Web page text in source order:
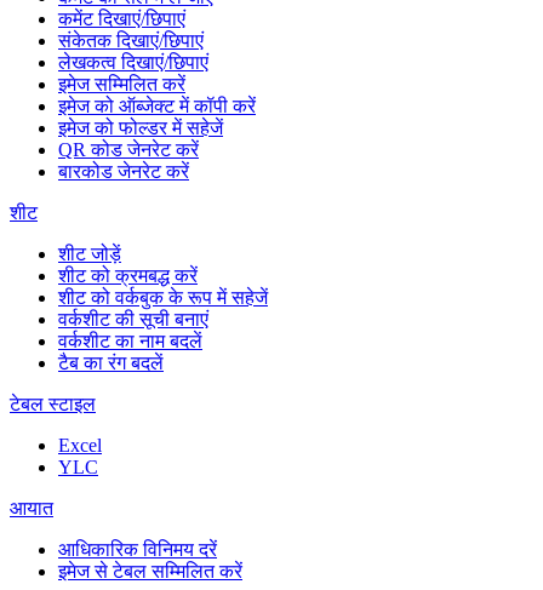
कमेंट दिखाएं/छिपाएं
संकेतक दिखाएं/छिपाएं
लेखकत्व दिखाएं/छिपाएं
इमेज सम्मिलित करें
इमेज को ऑब्जेक्ट में कॉपी करें
इमेज को फोल्डर में सहेजें
QR कोड जेनरेट करें
बारकोड जेनरेट करें
शीट
शीट जोड़ें
शीट को क्रमबद्ध करें
शीट को वर्कबुक के रूप में सहेजें
वर्कशीट की सूची बनाएं
वर्कशीट का नाम बदलें
टैब का रंग बदलें
टेबल स्टाइल
Excel
YLC
आयात
आधिकारिक विनिमय दरें
इमेज से टेबल सम्मिलित करें